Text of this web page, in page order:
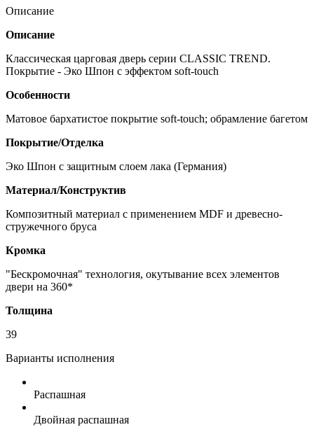
Описание
Описание
Классическая царговая дверь серии CLASSIC TREND.
Покрытие - Эко Шпон с эффектом soft-touch
Особенности
Матовое бархатистое покрытие soft-touch; обрамление багетом
Покрытие/Отделка
Эко Шпон с защитным слоем лака (Германия)
Материал/Конструктив
Композитный материал с применением MDF и древесно-
стружечного бруса
Кромка
"Бескромочная" технология, окутывание всех элементов
двери на 360*
Толщина
39
Варианты исполнения
Распашная
Двойная распашная